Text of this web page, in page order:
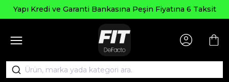
Yapı Kredi ve Garanti Bankasına Peşin Fiyatına 6 Taksit